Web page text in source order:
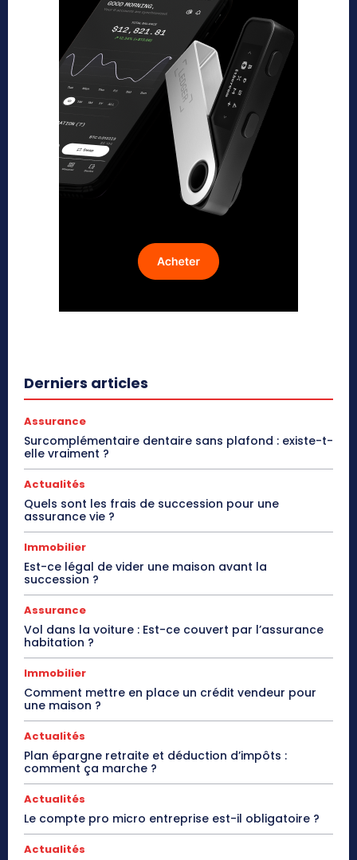
Derniers articles
Assurance
Surcomplémentaire dentaire sans plafond : existe-t-
elle vraiment ?
Actualités
Quels sont les frais de succession pour une
assurance vie ?
Immobilier
Est-ce légal de vider une maison avant la
succession ?
Assurance
Vol dans la voiture : Est-ce couvert par l’assurance
habitation ?
Immobilier
Comment mettre en place un crédit vendeur pour
une maison ?
Actualités
Plan épargne retraite et déduction d’impôts :
comment ça marche ?
Actualités
Le compte pro micro entreprise est-il obligatoire ?
Actualités